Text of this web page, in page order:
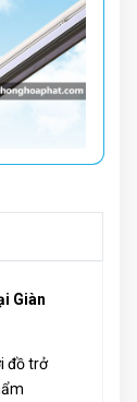
Giàn
đồ trở